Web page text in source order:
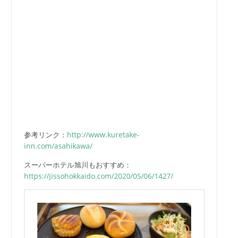
参考リンク： http://www.kuretake-
inn.com/asahikawa/
スーパーホテル旭川もおすすめ：
https://jissohokkaido.com/2020/05/06/1427/